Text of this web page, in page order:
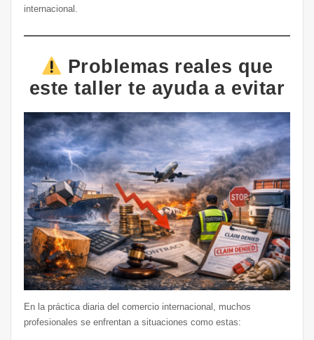
internacional.
Problemas reales que
este taller te ayuda a evitar
En la práctica diaria del comercio internacional, muchos
profesionales se enfrentan a situaciones como estas: